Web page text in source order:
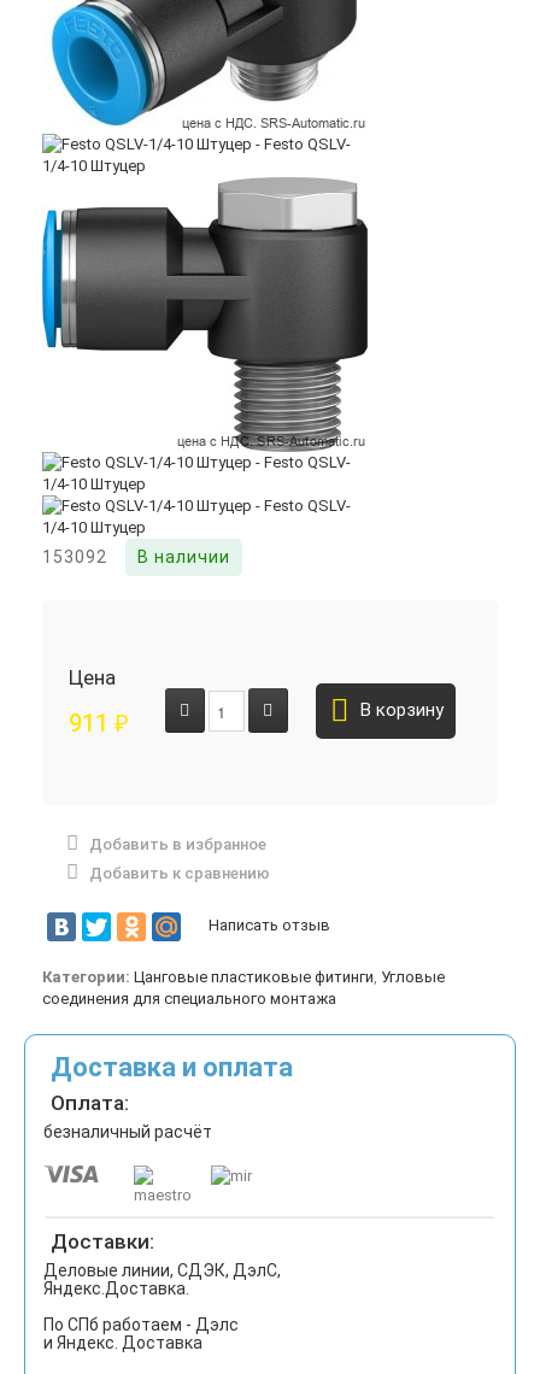
153092 В наличии
Цена
911 ₽
В корзину
Добавить в избранное
Добавить к сравнению
Написать отзыв
Категории: Цанговые пластиковые фитинги, Угловые
соединения для специального монтажа
Доставка и оплата
Оплата:
безналичный расчёт
Доставки:
Деловые линии, СДЭК, ДэлС,
Яндекс.Доставка.
По СПб работаем - Дэлс
и Яндекс. Доставка